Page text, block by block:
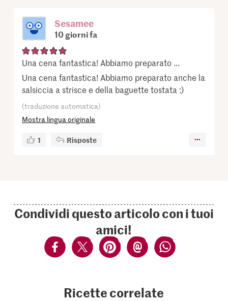
Sesamee
10 giorni fa
Una cena fantastica! Abbiamo preparato ...
Una cena fantastica! Abbiamo preparato anche la
salsiccia a strisce e della baguette tostata :)
(traduzione automatica)
Mostra lingua originale
1 Risposte
Condividi questo articolo con i tuoi
amici!
Ricette correlate